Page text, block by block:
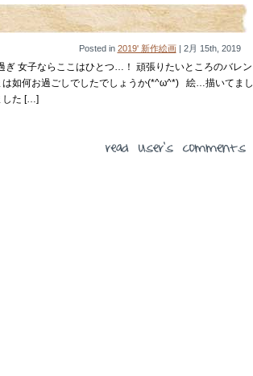
Posted in 2019' 新作絵画| 2月 15th, 2019
女子ならここはひとつ…！ 頑張りたいところのバレン
は如何お過ごしでしたでしょうか(*^ω^*) 絵…描いてまし
した […]